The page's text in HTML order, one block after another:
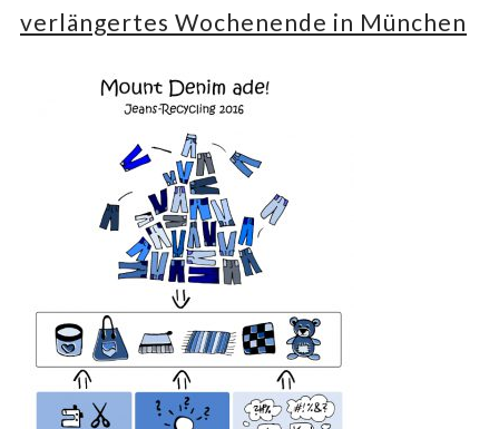
verlängertes Wochenende in München